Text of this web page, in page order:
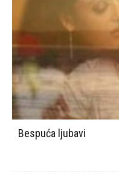
Bespuća ljubavi